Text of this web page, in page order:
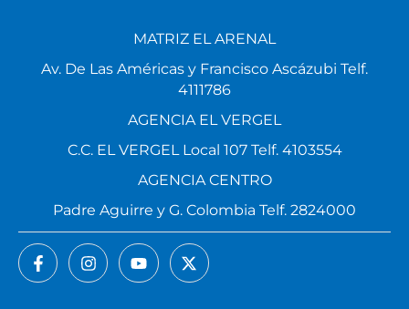
MATRIZ EL ARENAL
Av. De Las Américas y Francisco Ascázubi Telf.
4111786
AGENCIA EL VERGEL
C.C. EL VERGEL Local 107 Telf. 4103554
AGENCIA CENTRO
Padre Aguirre y G. Colombia Telf. 2824000